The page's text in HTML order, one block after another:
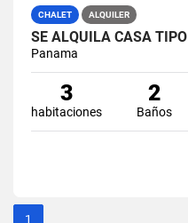
CHALET ALQUILER
SE ALQUILA CASA
Panama
3
habitaciones
2
Baños
1